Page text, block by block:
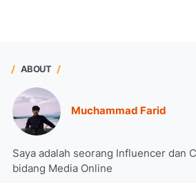
ABOUT
Muchammad Farid
Saya adalah seorang Influencer dan
bidang Media Online